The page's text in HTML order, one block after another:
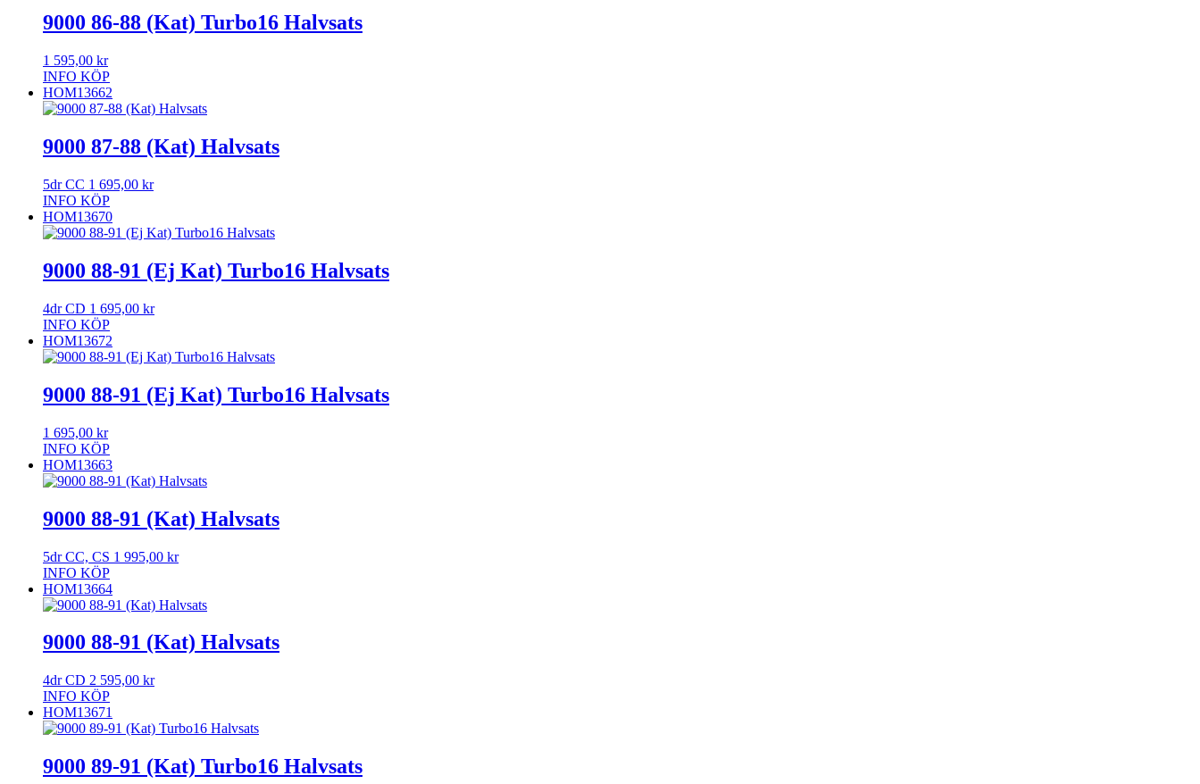
9000 86-88 (Kat) Turbo16 Halvsats
1 595,00 kr
INFO KÖP
HOM13662
9000 87-88 (Kat) Halvsats
5dr CC 1 695,00 kr
INFO KÖP
HOM13670
9000 88-91 (Ej Kat) Turbo16 Halvsats
4dr CD 1 695,00 kr
INFO KÖP
HOM13672
9000 88-91 (Ej Kat) Turbo16 Halvsats
1 695,00 kr
INFO KÖP
HOM13663
9000 88-91 (Kat) Halvsats
5dr CC, CS 1 995,00 kr
INFO KÖP
HOM13664
9000 88-91 (Kat) Halvsats
4dr CD 2 595,00 kr
INFO KÖP
HOM13671
9000 89-91 (Kat) Turbo16 Halvsats